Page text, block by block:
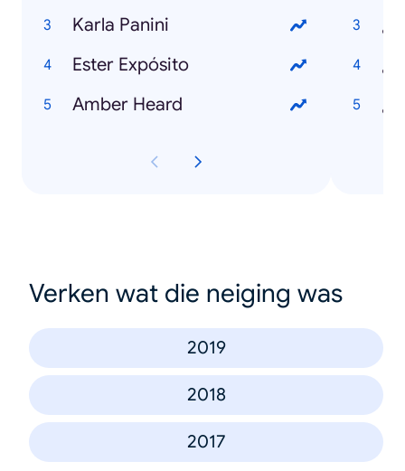
Karla Panini
Ester Expósito
Amber Heard
Verken wat die neiging was
2019
2018
2017